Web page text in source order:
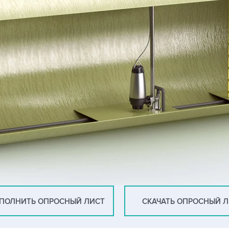
ОПРОСНЫЙ ЛИСТ СКАЧАТЬ ОПРОСНЫЙ